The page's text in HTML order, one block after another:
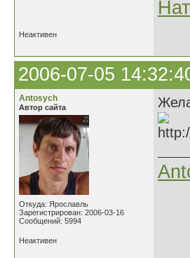
Неактивен
2006-07-05
Antosych
Автор сайта
Откуда: Ярославль
Зарегистрирован: 2006-03-16
Сообщений: 5994
Неактивен